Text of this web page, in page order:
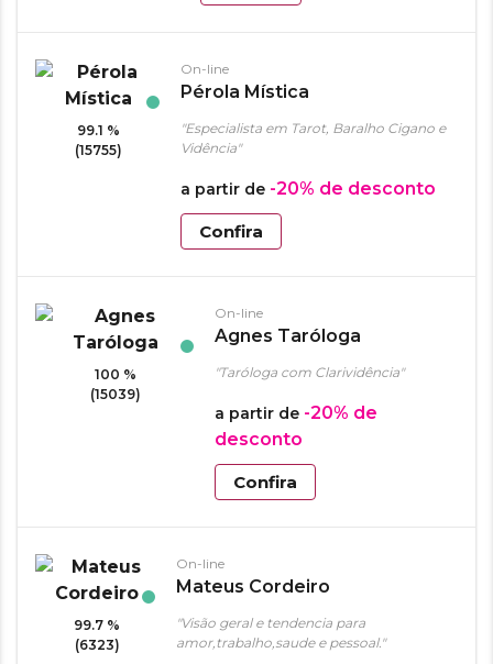
99.1 %
(15755)
On-line
Pérola Mística
"Especialista em Tarot, Baralho Cigano e
Vidência"
a partir de -20% de desconto
Confira
100 %
(15039)
On-line
Agnes Taróloga
"Taróloga com Clarividência"
a partir de -20% de
desconto
Confira
99.7 %
(6323)
On-line
Mateus Cordeiro
"Visão geral e tendencia para
amor,trabalho,saude e pessoal."